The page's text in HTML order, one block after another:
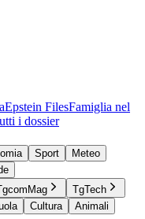
Epstein FilesFamiglia nel
i dossier
Sport
Meteo
TgTech
Cultura
Animali